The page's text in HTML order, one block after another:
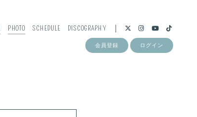
PHOTO SCHEDULE DISCOGRAPHY
会員登録 ログイン